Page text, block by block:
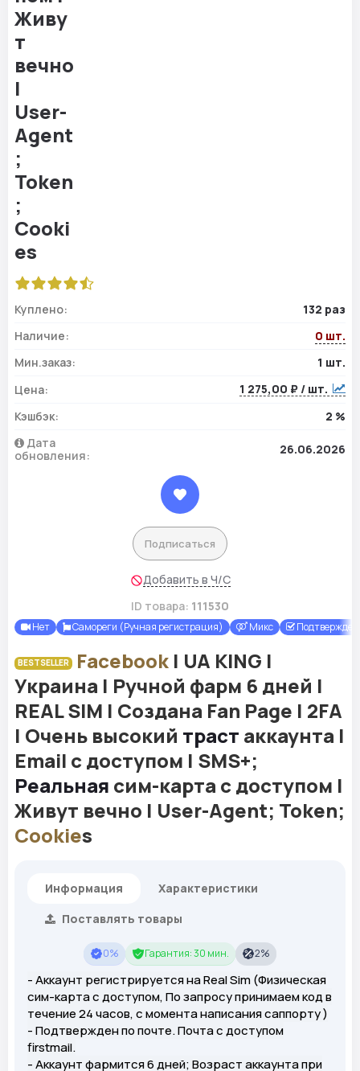
Куплено:
132 раз
Наличие:
0 шт.
Мин.заказ:
1 шт.
Цена:
1 275,00 ₽ / шт.
Кэшбэк:
2 %
Дата
обновления:
26.06.2026
Подписаться
Добавить в Ч/С
ID товара: 111530
Нет Самореги (Ручная регистрация) Микс
BESTSELLER Facebook | UA KING |
Украина | Ручной фарм 6 дней |
REAL SIM | Создана Fan Page | 2FA
| Очень высокий траст аккаунта |
Email с доступом | SMS+;
Реальная сим-карта с доступом |
Живут вечно | User-Agent; Token;
Cookies
Информация
Характеристики
Поставлять товары
0% Гарантия: 30 мин. 2%
- Аккаунт регистрируется на Real Sim (Физическая
сим-карта с доступом, По запросу принимаем код в
течение 24 часов, с момента написания саппорту )
- Подтвержден по почте. Почта с доступом
firstmail.
- Аккаунт фармится 6 дней; Возраст аккаунта при